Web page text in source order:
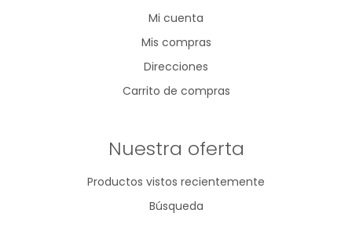
Mi cuenta
Mis compras
Direcciones
Carrito de compras
Nuestra oferta
Productos vistos recientemente
Búsqueda